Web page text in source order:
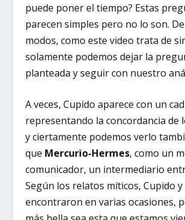
puede poner el tiempo? Estas
parecen simples pero no lo son.
modos, como este video trata de
solamente podemos dejar la
planteada y seguir con nuestro
A veces, Cupido aparece con un
representando la concordancia de
y ciertamente podemos verlo
que Mercurio-Hermes, como un
comunicador, un intermediario
Según los relatos míticos, Cupido
encontraron en varias ocasiones,